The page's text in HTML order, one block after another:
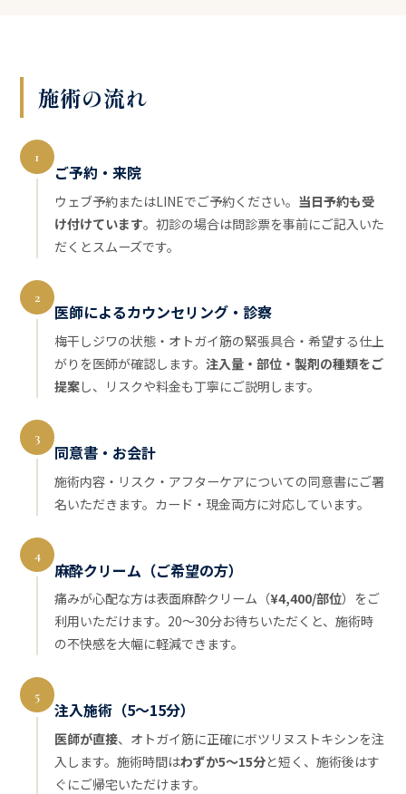
施術の流れ
1
ご予約・来院
ウェブ予約またはLINEでご予約ください。 当日予約も受
け付けています。初診の場合は問診票を事前にご記入いた
だくとスムーズです。
2
医師によるカウンセリング・診察
梅干しジワの状態・オトガイ筋の緊張具合・希望する仕上
がりを医師が確認します。注入量・部位・製剤の種類をご
提案し、リスクや料金も丁寧にご説明します。
3
同意書・お会計
施術内容・リスク・アフターケアについての同意書にご署
名いただきます。カード・現金両方に対応しています。
4
麻酔クリーム（ご希望の方）
痛みが心配な方は表面麻酔クリーム（¥4,400/部位）をご
利用いただけます。20〜30分お待ちいただくと、施術時
の不快感を大幅に軽減できます。
5
注入施術（5〜15分）
医師が直接、オトガイ筋に正確にボツリヌストキシンを注
入します。施術時間はわずか5〜15分と短く、施術後はす
ぐにご帰宅いただけます。